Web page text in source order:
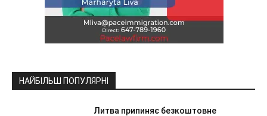
НАЙБІЛЬШ ПОПУЛЯРНІ
Литва припиняє безкоштовне